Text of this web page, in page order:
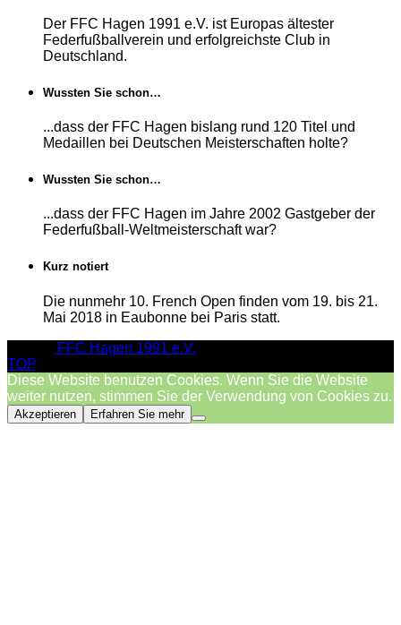
Der FFC Hagen 1991 e.V. ist Europas ältester
Federfußballverein und erfolgreichste Club in
Deutschland.
Wussten Sie schon…
...dass der FFC Hagen bislang rund 120 Titel und
Medaillen bei Deutschen Meisterschaften holte?
Wussten Sie schon…
...dass der FFC Hagen im Jahre 2002 Gastgeber der
Federfußball-Weltmeisterschaft war?
Kurz notiert
Die nunmehr 10. French Open finden vom 19. bis 21.
Mai 2018 in Eaubonne bei Paris statt.
FFC Hagen 1991 e.V.
TOP
Diese Website benutzen Cookies. Wenn Sie die Website
weiter nutzen, stimmen Sie der Verwendung von Cookies zu.
Akzeptieren Erfahren Sie mehr